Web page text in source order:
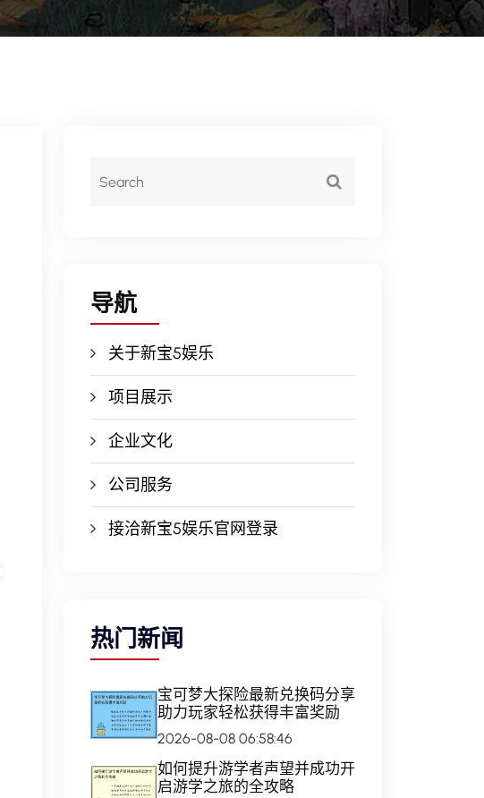
导航
关于新宝5娱乐
项目展示
企业文化
公司服务
接洽新宝5娱乐官网登录
热门新闻
宝可梦大探险最新兑换码分享
助力玩家轻松获得丰富奖励
2026-08-08 06:58:46
如何提升游学者声望并成功开
启游学之旅的全攻略